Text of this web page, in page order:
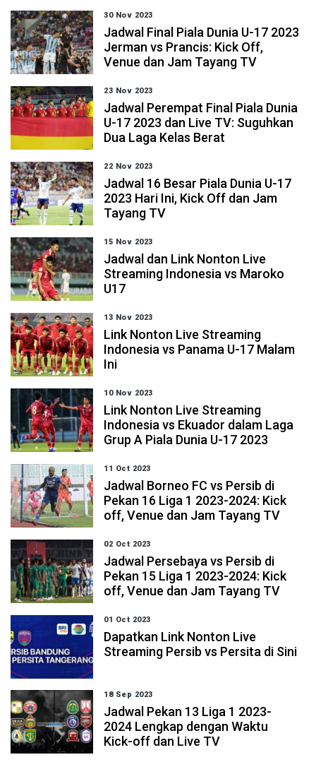
30 Nov 2023
Jadwal Final Piala Dunia U-17 2023
Jerman vs Prancis: Kick Off,
Venue dan Jam Tayang TV
23 Nov 2023
Jadwal Perempat Final Piala Dunia
U-17 2023 dan Live TV: Suguhkan
Dua Laga Kelas Berat
22 Nov 2023
Jadwal 16 Besar Piala Dunia U-17
2023 Hari Ini, Kick Off dan Jam
Tayang TV
15 Nov 2023
Jadwal dan Link Nonton Live
Streaming Indonesia vs Maroko
U17
13 Nov 2023
Link Nonton Live Streaming
Indonesia vs Panama U-17 Malam
Ini
10 Nov 2023
Link Nonton Live Streaming
Indonesia vs Ekuador dalam Laga
Grup A Piala Dunia U-17 2023
11 Oct 2023
Jadwal Borneo FC vs Persib di
Pekan 16 Liga 1 2023-2024: Kick
off, Venue dan Jam Tayang TV
02 Oct 2023
Jadwal Persebaya vs Persib di
Pekan 15 Liga 1 2023-2024: Kick
off, Venue dan Jam Tayang TV
01 Oct 2023
Dapatkan Link Nonton Live
Streaming Persib vs Persita di Sini
18 Sep 2023
Jadwal Pekan 13 Liga 1 2023-
2024 Lengkap dengan Waktu
Kick-off dan Live TV